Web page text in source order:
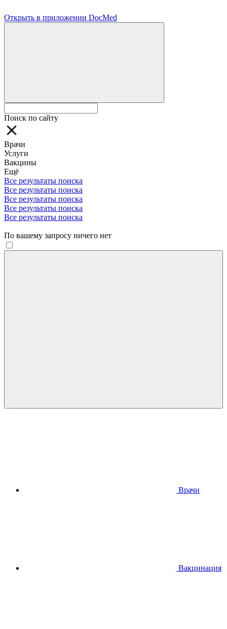
Открыть в приложении DocMed
Поиск по сайту
Врачи
Услуги
Вакцины
Ещё
Все результаты поиска
Все результаты поиска
Все результаты поиска
Все результаты поиска
Все результаты поиска
По вашему запросу ничего нет
Врачи
Вакцинация